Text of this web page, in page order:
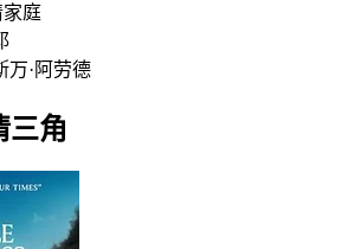
家庭
万·阿劳德
三角